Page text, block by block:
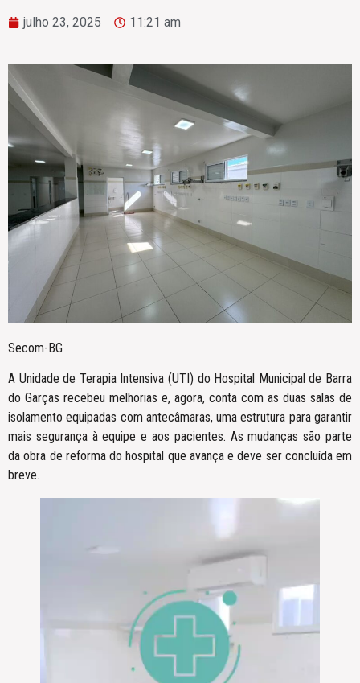
julho 23, 2025 11:21 am
Secom-BG
A Unidade de Terapia Intensiva (UTI) do Hospital Municipal de Barra
do Garças recebeu melhorias e, agora, conta com as duas salas de
isolamento equipadas com antecâmaras, uma estrutura para garantir
mais segurança à equipe e aos pacientes. As mudanças são parte
da obra de reforma do hospital que avança e deve ser concluída em
breve.